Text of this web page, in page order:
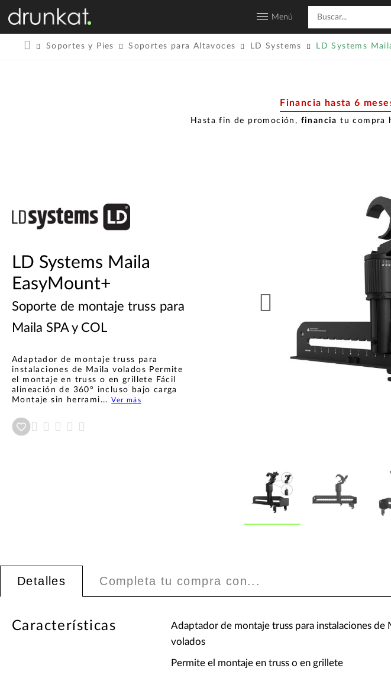
Menú
Soportes y Pies Soportes para Altavoces LD Systems LD Systems
Financia hasta 6
Hasta fin de promoción, financia tu compra
LD Systems Maila
EasyMount+
Soporte de montaje truss para
Maila SPA y COL
Adaptador de montaje truss para
instalaciones de Maila volados Permite
el montaje en truss o en grillete Fácil
alineación de 360° incluso bajo carga
Montaje sin herrami...Ver más
Detalles Completa tu compra con...
Características
Adaptador de montaje truss para instalaciones de
volados
Permite el montaje en truss o en grillete